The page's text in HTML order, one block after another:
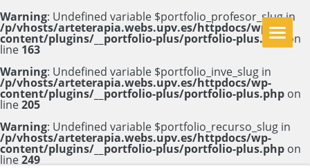
Warning: Undefined variable $portfolio_profesor_slug in
/p/vhosts/arteterapia.webs.upv.es/httpdocs/wp-
content/plugins/__portfolio-plus/portfolio-plus.phpon
line 163
Warning: Undefined variable $portfolio_inve_slug in
/p/vhosts/arteterapia.webs.upv.es/httpdocs/wp-
content/plugins/__portfolio-plus/portfolio-plus.php on
line205
Warning: Undefined variable $portfolio_recurso_slug in
/p/vhosts/arteterapia.webs.upv.es/httpdocs/wp-
content/plugins/__portfolio-plus/portfolio-plus.php on
line249